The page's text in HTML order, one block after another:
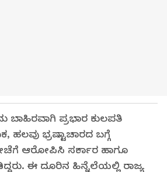
ಬಾಹಿರವಾಗಿ ಪ್ರಭಾರ ಕುಲಪತಿ
ಹಲವು ಭ್ರಷ್ಟಾಚಾರದ ಬಗ್ಗೆ
ಆರೋಪಿಸಿ ಸರ್ಕಾರ ಹಾಗೂ
ಈ ದೂರಿನ ಹಿನ್ನೆಲೆಯಲ್ಲಿ ರಾಜ್ಯ